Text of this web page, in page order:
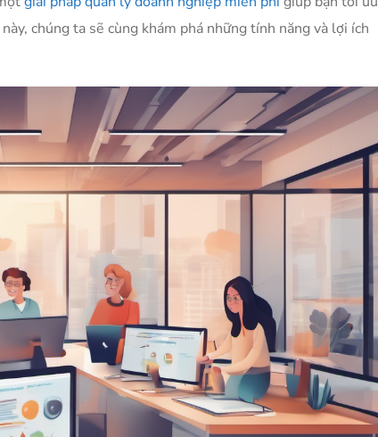
chúng ta sẽ cùng khám phá những tính năng và lợi ích